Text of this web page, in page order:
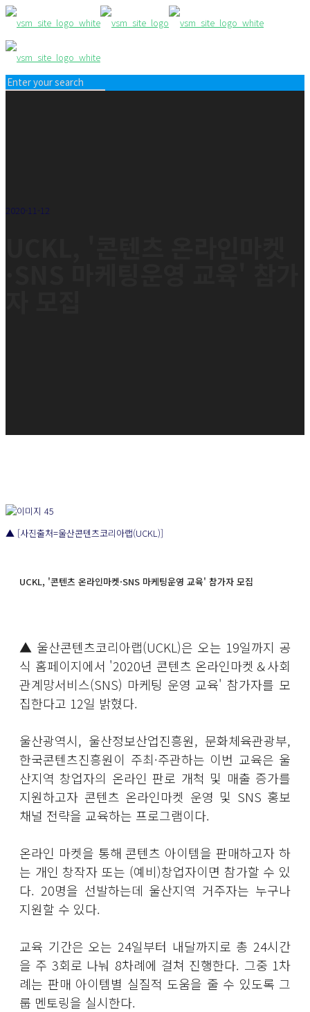
2020-11-12
▲ [사진출처=울산콘텐츠코리아랩(UCKL)]
UCKL, '콘텐츠 온라인마켓·SNS 마케팅운영 교육' 참가자 모집
▲ 울산콘텐츠코리아랩(UCKL)은 오는 19일까지 공
식 홈페이지에서 '2020년 콘텐츠 온라인마켓＆사회
관계망서비스(SNS) 마케팅 운영 교육' 참가자를 모
집한다고 12일 밝혔다.
울산광역시, 울산정보산업진흥원, 문화체육관광부,
한국콘텐츠진흥원이 주최·주관하는 이번 교육은 울
산지역 창업자의 온라인 판로 개척 및 매출 증가를
지원하고자 콘텐츠 온라인마켓 운영 및 SNS 홍보
채널 전략을 교육하는 프로그램이다.
온라인 마켓을 통해 콘텐츠 아이템을 판매하고자 하
는 개인 창작자 또는 (예비)창업자이면 참가할 수 있
다. 20명을 선발하는데 울산지역 거주자는 누구나
지원할 수 있다.
교육 기간은 오는 24일부터 내달까지로 총 24시간
을 주 3회로 나눠 8차례에 걸쳐 진행한다. 그중 1차
례는 판매 아이템별 실질적 도움을 줄 수 있도록 그
룹 멘토링을 실시한다.